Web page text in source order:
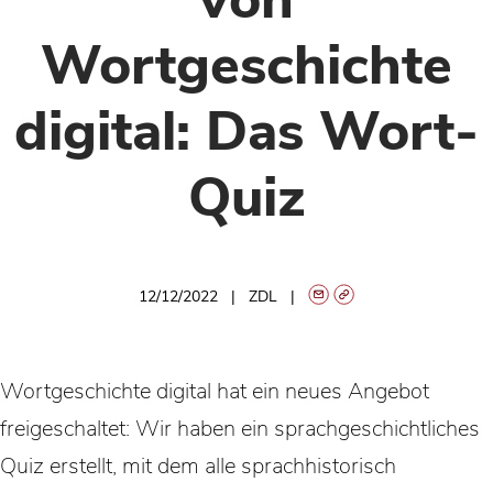
Wortgeschichte
digital: Das Wort-
Quiz
12/12/2022 ZDL
Wortgeschichte digital hat ein neues Angebot
freigeschaltet: Wir haben ein sprachgeschichtliches
Quiz erstellt, mit dem alle sprachhistorisch